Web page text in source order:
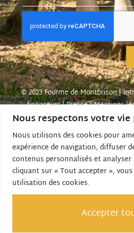
Nous respectons votre
Nous utilisons des cookies pour
expérience de navigation, diffuser
contenus personnalisés et
cliquant sur « Tout accepter »,
utilisation des cookies.
Accepter
© 2023 Fourme de Montbrison |
financeurs|Presse|Mentions
confidentialité| Créé par SITE LINE,
Le site Internet est cofinancé
Agglomération et l’Union
Fonds Européen Agricole pour le
(FEADER) : l’Europe investit